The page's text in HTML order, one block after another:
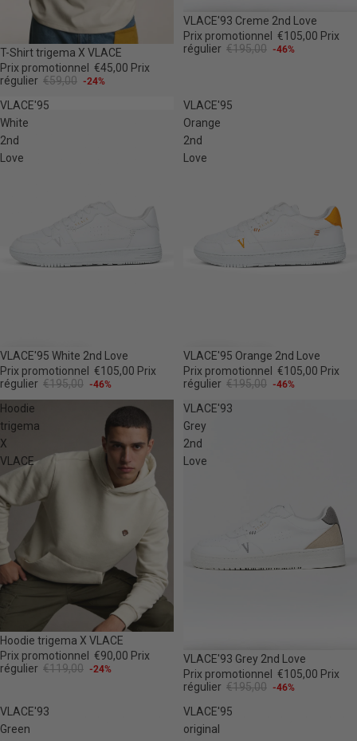
-24%
T-Shirt trigema X VLACE
Prix promotionnel
€45,00 Prix
régulier €59,00 -24%
-46%
VLACE'93 Creme 2nd Love
Prix promotionnel
€105,00 Prix
régulier €195,00 -46%
VLACE'95
White
2nd
Love
-46%
VLACE'95 White 2nd Love
Prix promotionnel
€105,00 Prix
régulier €195,00 -46%
VLACE'95
Orange
2nd
Love
-46%
VLACE'95 Orange 2nd Love
Prix promotionnel
€105,00 Prix
régulier €195,00 -46%
Hoodie
trigema
X
VLACE
-24%
Hoodie trigema X VLACE
Prix promotionnel
€90,00 Prix
régulier €119,00 -24%
VLACE'93
Grey
2nd
Love
-46%
VLACE'93 Grey 2nd Love
Prix promotionnel
€105,00 Prix
régulier €195,00 -46%
VLACE'93
Green
VLACE'95
original